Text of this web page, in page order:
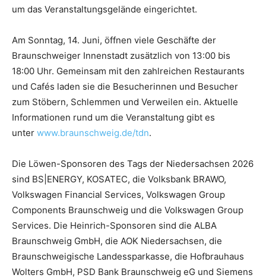
um das Veranstaltungsgelände eingerichtet.
Am Sonntag, 14. Juni, öffnen viele Geschäfte der
Braunschweiger Innenstadt zusätzlich von 13:00 bis
18:00 Uhr. Gemeinsam mit den zahlreichen Restaurants
und Cafés laden sie die Besucherinnen und Besucher
zum Stöbern, Schlemmen und Verweilen ein. Aktuelle
Informationen rund um die Veranstaltung gibt es
unter www.braunschweig.de/tdn.
Die Löwen-Sponsoren des Tags der Niedersachsen 2026
sind BS|ENERGY, KOSATEC, die Volksbank BRAWO,
Volkswagen Financial Services, Volkswagen Group
Components Braunschweig und die Volkswagen Group
Services. Die Heinrich-Sponsoren sind die ALBA
Braunschweig GmbH, die AOK Niedersachsen, die
Braunschweigische Landessparkasse, die Hofbrauhaus
Wolters GmbH, PSD Bank Braunschweig eG und Siemens